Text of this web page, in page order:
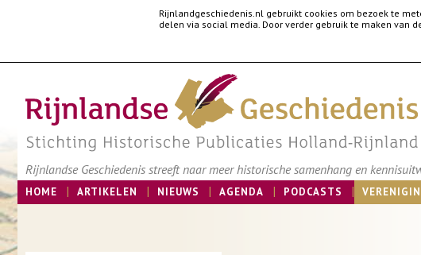
Rijnlandgeschiedenis.nl gebruikt cookies om bezoek te
delen via social media. Door verder gebruik te maken van
Rijnlandse Geschiedenis streeft naar meer historische samenhang en
HOME ARTIKELEN NIEUWS AGENDA PODCASTS